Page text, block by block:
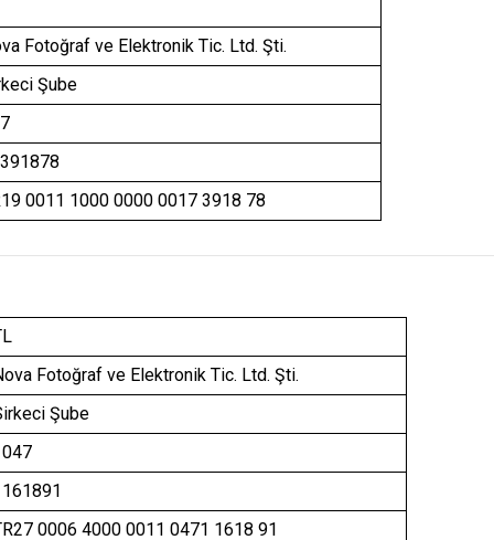
Fotoğraf ve Elektronik Tic. Ltd. Şti.
Şube
0011 1000 0000 0017 3918 78
Fotoğraf ve Elektronik Tic. Ltd. Şti.
Şube
0006 4000 0011 0471 1618 91